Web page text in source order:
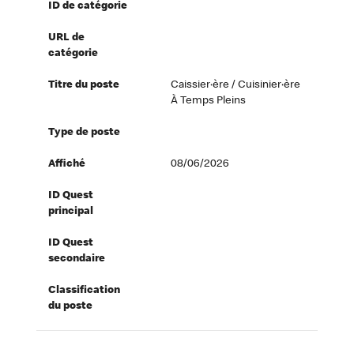
ID de catégorie
URL de
catégorie
Titre du poste
Caissier·ère / Cuisinier·ère
À Temps Pleins
Type de poste
Affiché 08/06/2026
ID Quest
principal
ID Quest
secondaire
Classification
du poste